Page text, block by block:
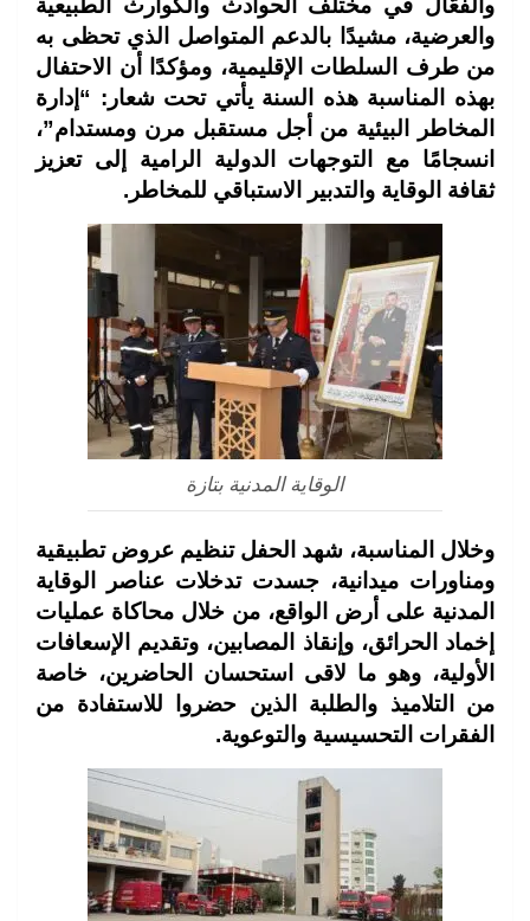
والفعّال في مختلف الحوادث والكوارث الطبيعية
والعرضية، مشيدًا بالدعم المتواصل الذي تحظى به
من طرف السلطات الإقليمية، ومؤكدًا أن الاحتفال
بهذه المناسبة هذه السنة يأتي تحت شعار: “إدارة
المخاطر البيئية من أجل مستقبل مرن ومستدام”،
انسجامًا مع التوجهات الدولية الرامية إلى تعزيز
ثقافة الوقاية والتدبير الاستباقي للمخاطر.
الوقاية المدنية بتازة
وخلال المناسبة، شهد الحفل تنظيم عروض تطبيقية
ومناورات ميدانية، جسدت تدخلات عناصر الوقاية
المدنية على أرض الواقع، من خلال محاكاة عمليات
إخماد الحرائق، وإنقاذ المصابين، وتقديم الإسعافات
الأولية، وهو ما لاقى استحسان الحاضرين، خاصة
من التلاميذ والطلبة الذين حضروا للاستفادة من
الفقرات التحسيسية والتوعوية.